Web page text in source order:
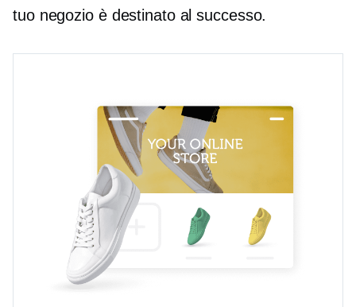
tuo negozio è destinato al successo.